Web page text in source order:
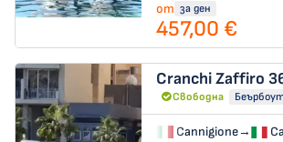
от за ден
457,00 €
Cranchi Zaffiro
Свободна
Cannigione→